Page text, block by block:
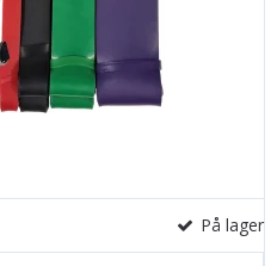
På lager